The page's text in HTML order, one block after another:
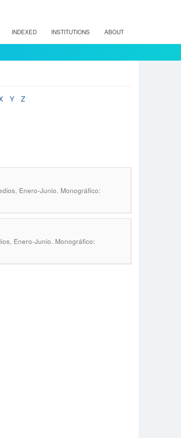
INDEXED INSTITUTIONS ABOUT
Y
Z
Enero-Junio. Monográfico:
Enero-Junio. Monográfico: